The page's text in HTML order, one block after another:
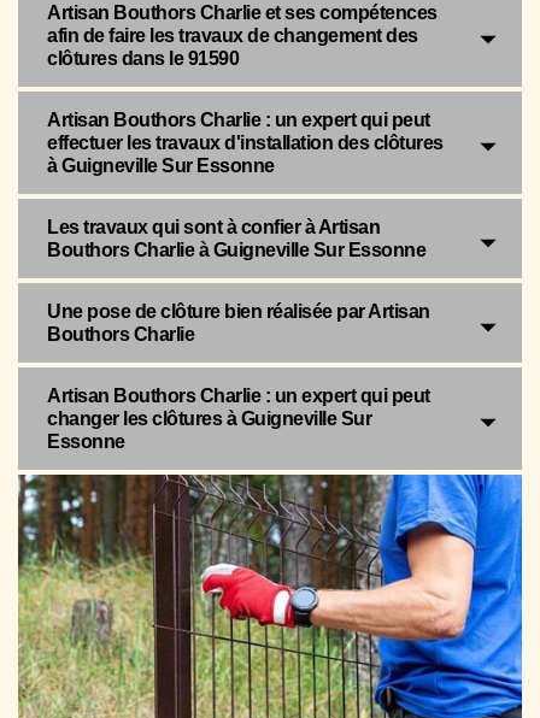
Artisan Bouthors Charlie et ses compétences
afin de faire les travaux de changement des
clôtures dans le 91590
Artisan Bouthors Charlie : un expert qui peut
effectuer les travaux d'installation des clôtures
à Guigneville Sur Essonne
Les travaux qui sont à confier à Artisan
Bouthors Charlie à Guigneville Sur Essonne
Une pose de clôture bien réalisée par Artisan
Bouthors Charlie
Artisan Bouthors Charlie : un expert qui peut
changer les clôtures à Guigneville Sur
Essonne